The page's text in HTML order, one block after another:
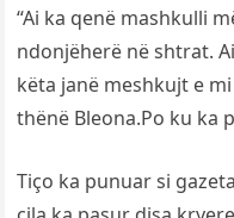
“Ai ka qenë mashkulli
ndonjëherë në shtrat.
këta janë meshkujt e
thënë Bleona.Po ku ka
Tiço ka punuar si